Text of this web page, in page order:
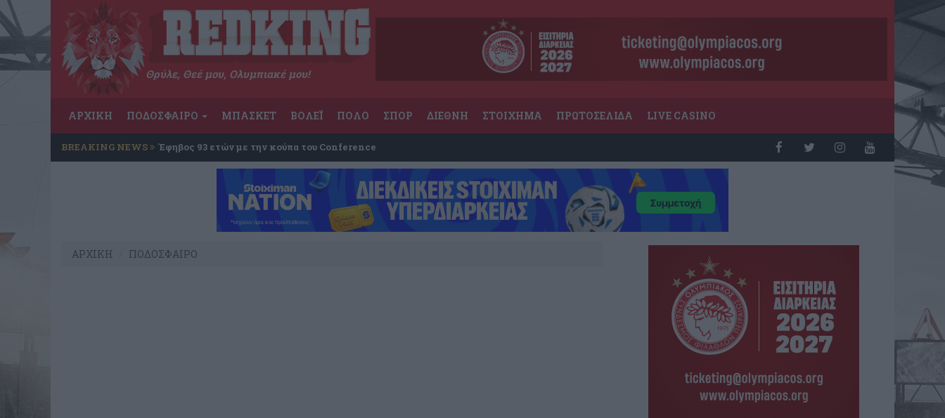
Θρύλε, Θεέ μου, Ολυμπιακέ μου!
ΑΡΧΙΚΗ ΠΟΔΟΣΦΑΙΡΟ ΜΠΑΣΚΕΤ ΒΟΛΕΪ ΠΟΛΟ ΣΠΟΡ ΔΙΕΘΝΗ ΣΤΟΙΧΗΜΑ ΠΡΩΤΟΣΕΛΙΔΑ LIVE CASINO
BREAKING NEWS Έφηβος 93 ετών με την κούπα του Conference
ΑΡΧΙΚΗ ΠΟΔΟΣΦΑΙΡΟ